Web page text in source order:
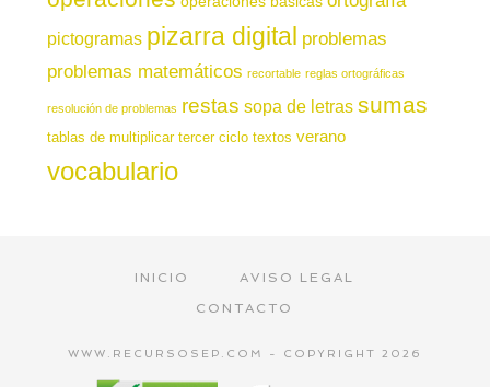
pictogramas pizarra digital problemas
problemas matemáticos recortable reglas ortográficas
resolución de problemas restas sopa de letras sumas
tablas de multiplicar tercer ciclo textos verano
vocabulario
INICIO
AVISO LEGAL
CONTACTO
WWW.RECURSOSEP.COM - COPYRIGHT 2026